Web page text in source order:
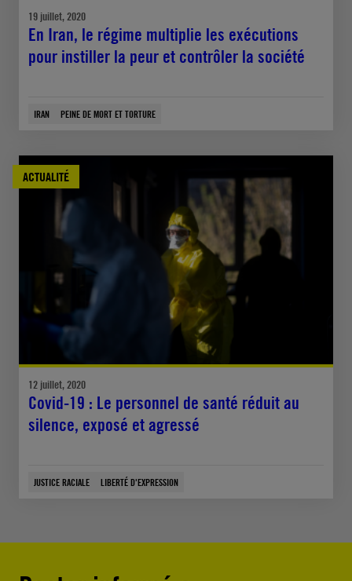
19 juillet, 2020
En Iran, le régime multiplie les exécutions
pour instiller la peur et contrôler la société
IRAN PEINE DE MORT ET TORTURE
ACTUALITÉ
12 juillet, 2020
Covid-19 : Le personnel de santé réduit au
silence, exposé et agressé
JUSTICE RACIALE LIBERTÉ D'EXPRESSION